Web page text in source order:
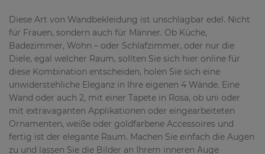
Diese Art von Wandbekleidung ist unschlagbar edel. Nicht
für Frauen, sondern auch für Männer. Ob Küche,
Badezimmer, Wohn – oder Schlafzimmer, oder nur die
Diele, egal welcher Raum, sollten Sie sich hier online für
diese Kombination entscheiden, holen Sie sich eine
unwiderstehliche Eleganz in Ihre eigenen 4 Wände. Eine
Wand oder auch 2, mit einer Tapete in Rosa, ob uni oder
mit extravaganten Applikationen oder eingearbeiteten
Ornamenten, weiße oder goldfarbene Accessoires und
fertig ist der elegante Raum. Machen Sie einfach die Augen
zu und lassen Sie die Bilder an Ihrem inneren Auge